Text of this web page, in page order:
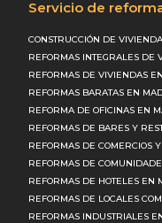
Servicio de
CONSTRUCCIÓN DE
REFORMAS INTEGRALES DE
REFORMAS DE VIVIENDAS
REFORMAS BARATAS EN
REFORMA DE OFICINAS EN
REFORMAS DE BARES Y
REFORMAS DE COMERCIOS
REFORMAS DE
REFORMAS DE HOTELES EN
REFORMAS DE LOCALES
REFORMAS INDUSTRIALES